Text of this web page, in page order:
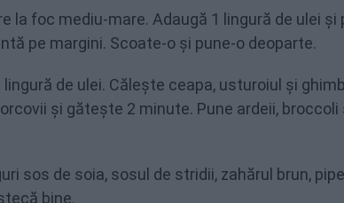
la foc mediu-mare. Adaugă 1 lingură de ulei
pe margini. Scoate-o și pune-o deoparte.
de ulei. Călește ceapa, usturoiul și
și gătește 2 minute. Pune ardeii,
sos de soia, sosul de stridii, zahărul brun,
bine.